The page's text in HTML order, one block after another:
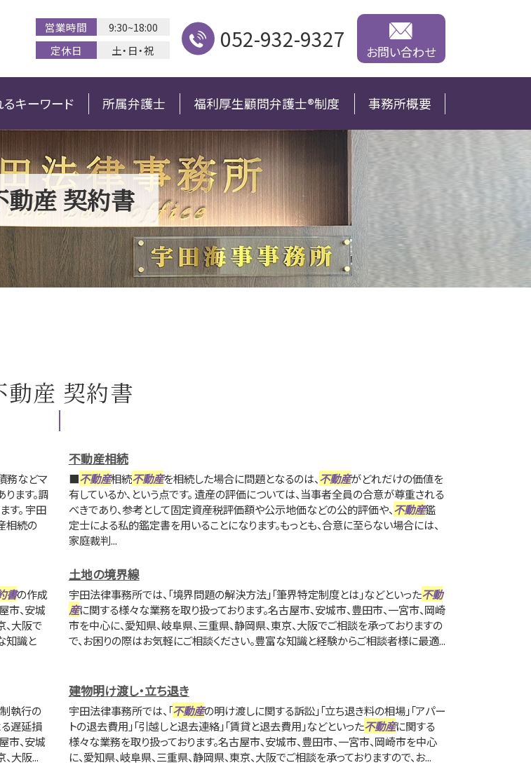
動産 契約書
営業時間
9:30~18:00
定休日
土・日・祝 052-932-9327 お問い合わせ
るキーワード 所属弁護士 福利厚生顧問弁護士®制度 事務所概要
動産 契約書
務などマ
ます。調
す。 宇田
相続の
不動産相続
■不動産相続不動産を相続した場合に問題となるのは、不動産がどれだけの価値を
有しているか、という点です。 遺産の評価については、当事者全員の合意が尊重される
べきであり、参考として固定資産税評価額や公示地価などの公的評価や、不動産鑑
定士による私的鑑定書を用いることになります。もっとも、合意に至らない場合には、
家庭裁判...
書の作成
市、安城
、大阪で
知識と
土地の境界線
宇田法律事務所では、「境界問題の解決方法」「筆界特定制度とは」などといった不動
産に関する様々な業務を取り扱っております。名古屋市、安城市、豊田市、一宮市、岡崎
市を中心に、愛知県、岐阜県、三重県、静岡県、東京、大阪でご相談を承っておりますの
で、お困りの際はお気軽にご相談ください。豊富な知識と経験からご相談者様に最適...
制執行の
る遅延損
市、安城
大阪...
建物明け渡し・立ち退き
宇田法律事務所では、「不動産の明け渡しに関する訴訟」「立ち退き料の相場」「アパー
トの退去費用」「引越しと退去連絡」「賃貸と退去費用」などといった不動産に関する
様々な業務を取り扱っております。名古屋市、安城市、豊田市、一宮市、岡崎市を中心
に、愛知県、岐阜県、三重県、静岡県、東京、大阪でご相談を承っておりますので、お...